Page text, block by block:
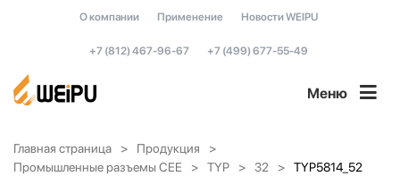
О компании Применение Новости WEIPU
+7 (812) 467-96-67 +7 (499) 677-55-49
Меню
Главная страница
Продукция
Промышленные разъемы CEE
TYP 32 TYP5814_52